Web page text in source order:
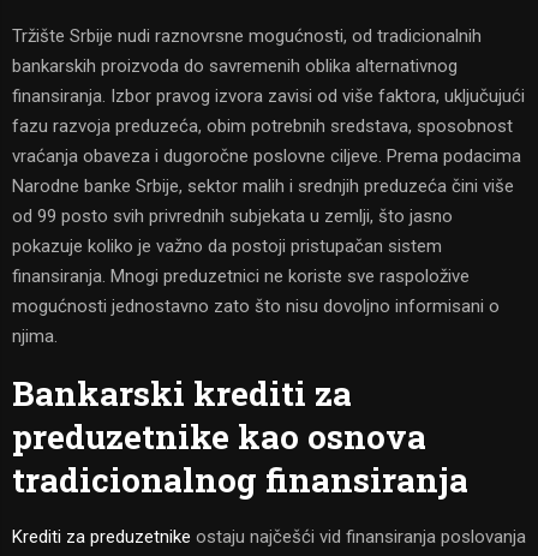
Tržište Srbije nudi raznovrsne mogućnosti, od tradicionalnih
bankarskih proizvoda do savremenih oblika alternativnog
finansiranja. Izbor pravog izvora zavisi od više faktora, uključujući
fazu razvoja preduzeća, obim potrebnih sredstava, sposobnost
vraćanja obaveza i dugoročne poslovne ciljeve. Prema podacima
Narodne banke Srbije, sektor malih i srednjih preduzeća čini više
od 99 posto svih privrednih subjekata u zemlji, što jasno
pokazuje koliko je važno da postoji pristupačan sistem
finansiranja. Mnogi preduzetnici ne koriste sve raspoložive
mogućnosti jednostavno zato što nisu dovoljno informisani o
njima.
Bankarski krediti za
preduzetnike kao osnova
tradicionalnog finansiranja
Krediti za preduzetnike ostaju najčešći vid finansiranja poslovanja